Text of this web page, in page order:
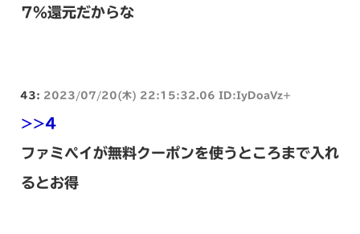
7%還元だからな
43: 2023/07/20(木) 22:15:32.06 ID:IyDoaVz+
>>4
ファミペイが無料クーポンを使うところまで入れ
るとお得